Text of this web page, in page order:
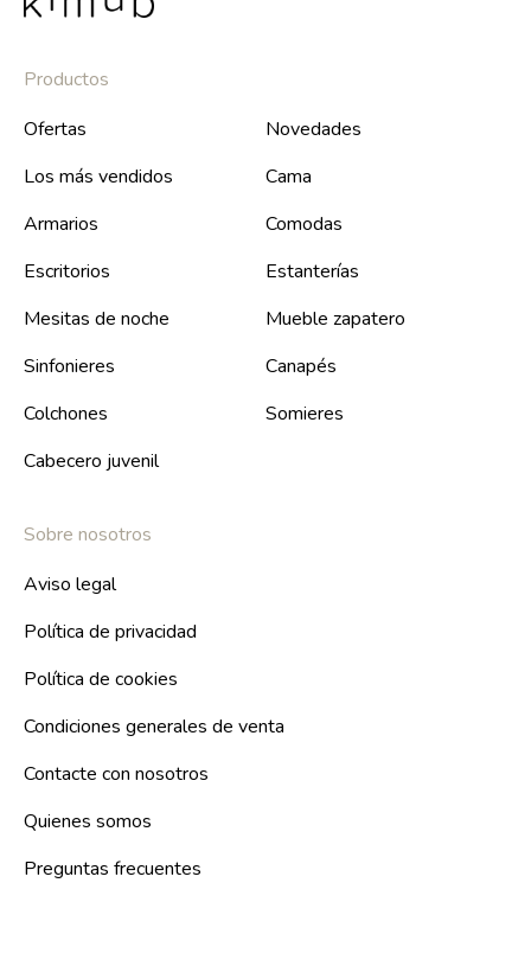
Productos
Ofertas
Novedades
Los más vendidos
Cama
Armarios
Comodas
Escritorios
Estanterías
Mesitas de noche
Mueble zapatero
Sinfonieres
Canapés
Colchones
Somieres
Cabecero juvenil
Sobre nosotros
Aviso legal
Política de privacidad
Política de cookies
Condiciones generales de venta
Contacte con nosotros
Quienes somos
Preguntas frecuentes